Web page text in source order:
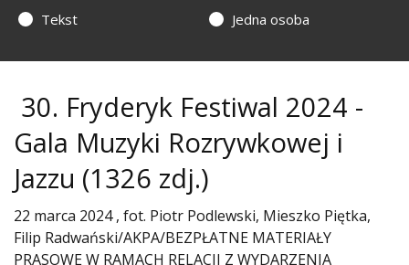
Tekst
Jedna osoba
30. Fryderyk Festiwal 2024 -
Gala Muzyki Rozrywkowej i
Jazzu (1326 zdj.)
22 marca 2024 , fot. Piotr Podlewski, Mieszko Piętka,
Filip Radwański/AKPA/BEZPŁATNE MATERIAŁY
PRASOWE W RAMACH RELACJI Z WYDARZENIA